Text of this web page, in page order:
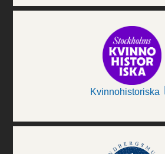
Kvinnohistoriska